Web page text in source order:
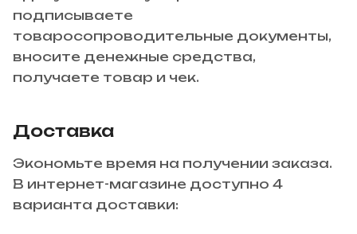
подписываете
товаросопроводительные документы,
вносите денежные средства,
получаете товар и чек.
Доставка
Экономьте время на получении заказа.
В интернет-магазине доступно 4
варианта доставки: